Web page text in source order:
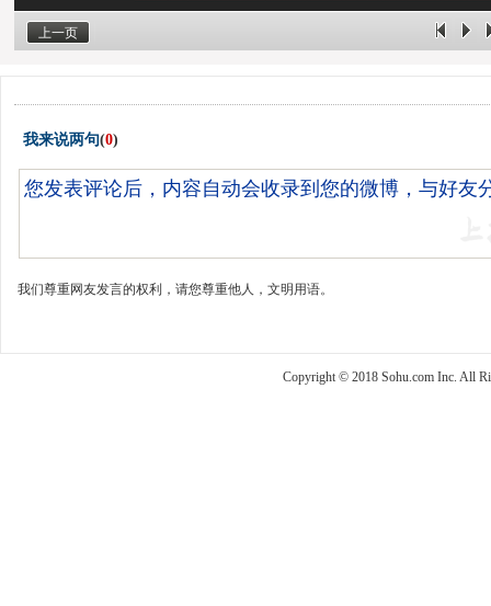
上一页
我来说两句(0)
我们尊重网友发言的权利，请您尊重他人，文明用语。
Copyright © 2018 Sohu.com Inc. All